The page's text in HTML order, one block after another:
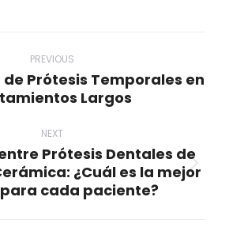
PREVIOUS
Previous
Prótesis Temporales en
Largos
NEXT
Next
post:
Prótesis Dentales de
¿Cuál es la mejor
cada paciente?